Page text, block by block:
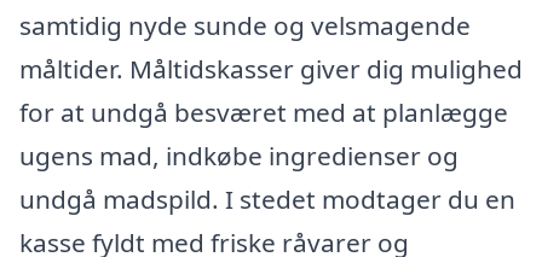
samtidig nyde sunde og velsmagende
måltider. Måltidskasser giver dig mulighed
for at undgå besværet med at planlægge
ugens mad, indkøbe ingredienser og
undgå madspild. I stedet modtager du en
kasse fyldt med friske råvarer og